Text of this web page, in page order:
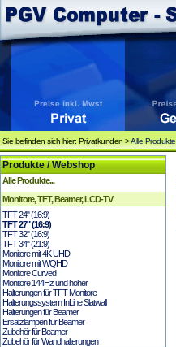
Sie befinden sich hier: Privatkunden >Alle Produkte
Produkte / Webshop
Alle Produkte...
Monitore, TFT, Beamer, LCD-TV
TFT 24" (16:9)
TFT 27" (16:9)
TFT 32" (16:9)
TFT 34" (21:9)
Monitore mit 4K UHD
Monitore mit WQHD
Monitore Curved
Monitore 144Hz und höher
Halterungen für TFT Monitore
Halterungssystem InLine Slatwall
Halterungen für Beamer
Ersatzlampen für Beamer
Zubehör für Beamer
Zubehör für Wandhalterungen